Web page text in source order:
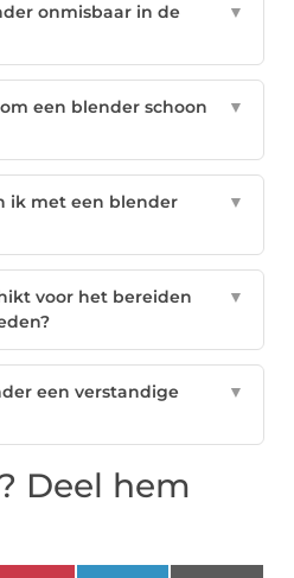
onmisbaar in de
▼
een blender schoon
▼
ik met een blender
▼
voor het bereiden
▼
een verstandige
▼
Deel hem